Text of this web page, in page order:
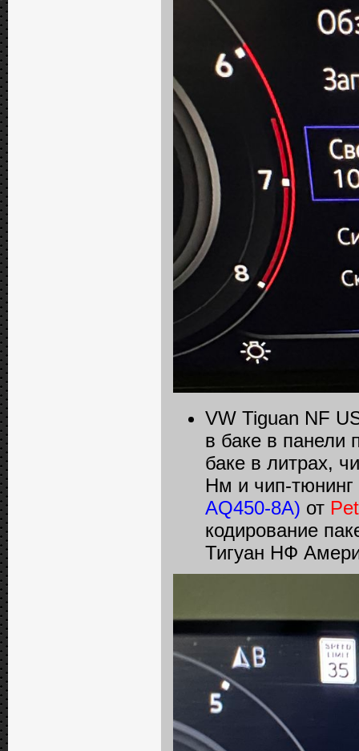
VW Tiguan NF
в баке в панели
баке в литрах,
Нм и чип-тюнинг
AQ450-8A) от
кодирование
Тигуан НФ